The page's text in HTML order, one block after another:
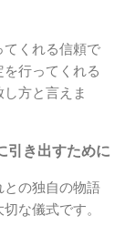
くれる信頼で
行ってくれる
方と言えま
引き出すために
との独自の物語
な儀式です。